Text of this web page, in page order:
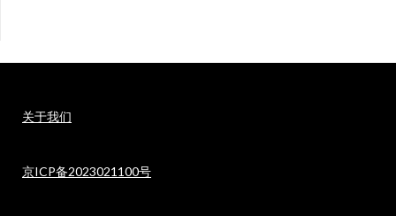
关于我们
京ICP备2023021100号